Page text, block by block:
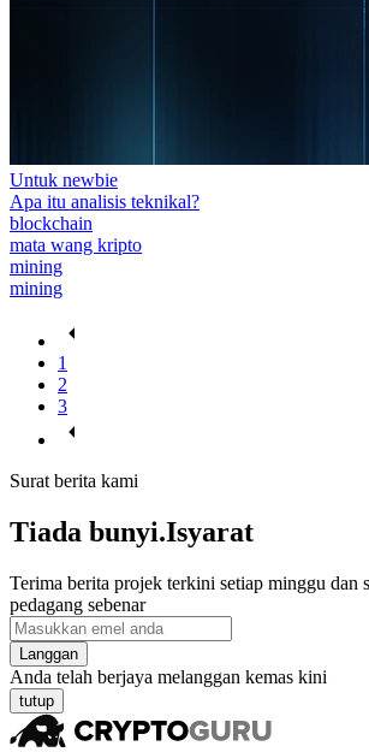
Untuk newbie
Apa itu analisis teknikal?
blockchain
mata wang kripto
mining
mining
1
2
3
Surat berita kami
Tiada bunyi.Isyarat
Terima berita projek terkini setiap minggu dan
pedagang sebenar
Langgan
Anda telah berjaya melanggan kemas kini
tutup